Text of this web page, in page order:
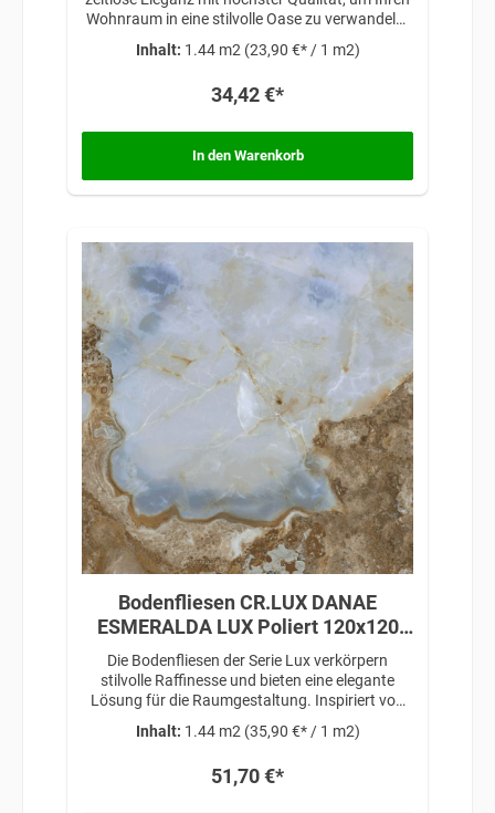
Wohnraum in eine stilvolle Oase zu verwandeln.
Diese Fliesen zeichnen sich durch ihre exzellente
Verarbeitung, langlebige Materialien und
Inhalt: 1.44 m2 (23,90 €* / 1 m2)
34,42 €*
In den Warenkorb
Bodenfliesen CR.LUX DANAE
ESMERALDA LUX Poliert 120x120
cm
Die Bodenfliesen der Serie Lux verkörpern
stilvolle Raffinesse und bieten eine elegante
Lösung für die Raumgestaltung. Inspiriert von
Design, verleihen diese Fliesen jedem Raum eine
miteinander vereint.
Inhalt: 1.44 m2 (35,90 €* / 1 m2)
51,70 €*